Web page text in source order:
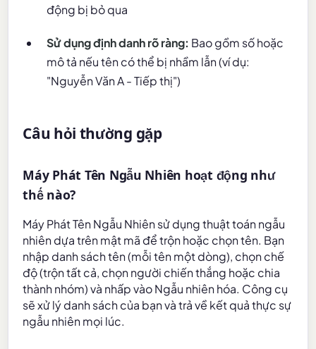
động bị bỏ qua
Sử dụng định danh rõ ràng: Bao gồm số hoặc
mô tả nếu tên có thể bị nhầm lẫn (ví dụ:
"Nguyễn Văn A - Tiếp thị")
Câu hỏi thường gặp
Máy Phát Tên Ngẫu Nhiên hoạt động như
thế nào?
Máy Phát Tên Ngẫu Nhiên sử dụng thuật toán ngẫu
nhiên dựa trên mật mã để trộn hoặc chọn tên. Bạn
nhập danh sách tên (mỗi tên một dòng), chọn chế
độ (trộn tất cả, chọn người chiến thắng hoặc chia
thành nhóm) và nhấp vào Ngẫu nhiên hóa. Công cụ
sẽ xử lý danh sách của bạn và trả về kết quả thực sự
ngẫu nhiên mọi lúc.